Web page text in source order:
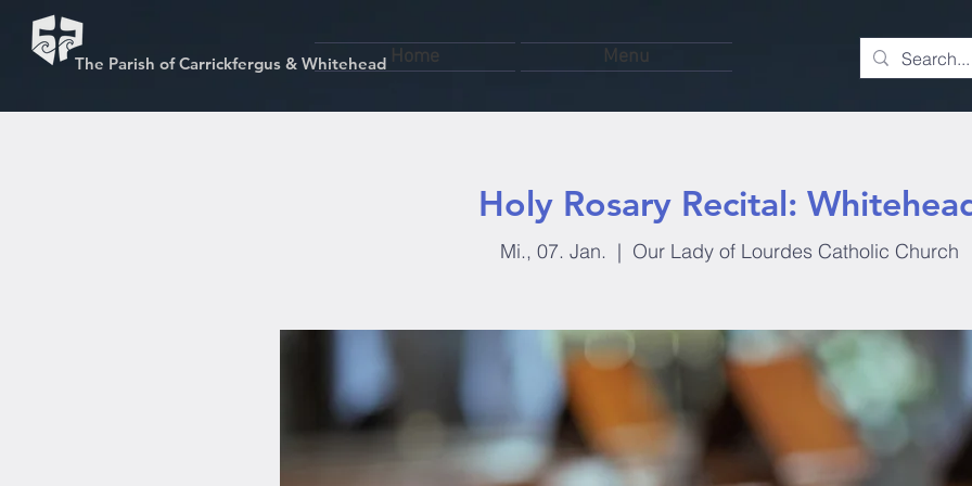
The Parish of Carrickfergus & Whitehead Home Menu
Holy Rosary Recital:
Mi., 07. Jan.
  |
Our Lady of Lourdes Catholic Church